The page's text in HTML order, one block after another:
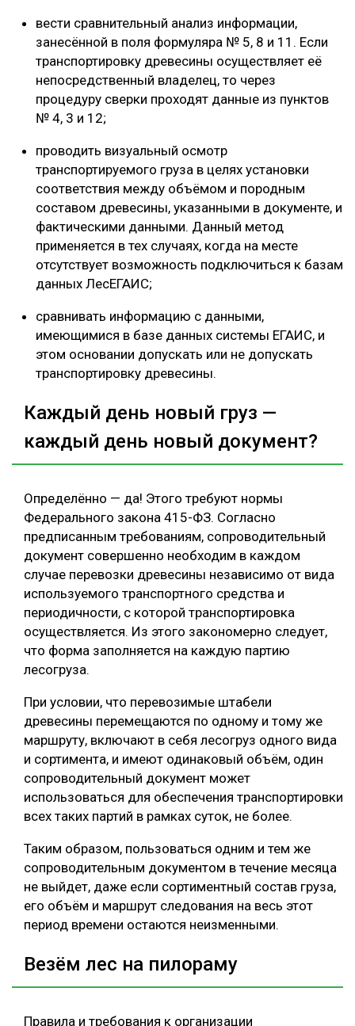
вести сравнительный анализ информации,
занесённой в поля формуляра № 5, 8 и 11. Если
транспортировку древесины осуществляет её
непосредственный владелец, то через
процедуру сверки проходят данные из пунктов
№ 4, 3 и 12;
проводить визуальный осмотр
транспортируемого груза в целях установки
соответствия между объёмом и породным
составом древесины, указанными в документе, и
фактическими данными. Данный метод
применяется в тех случаях, когда на месте
отсутствует возможность подключиться к базам
данных ЛесЕГАИС;
сравнивать информацию с данными,
имеющимися в базе данных системы ЕГАИС, и
этом основании допускать или не допускать
транспортировку древесины.
Каждый день новый груз —
каждый день новый документ?
Определённо — да! Этого требуют нормы
Федерального закона 415-ФЗ. Согласно
предписанным требованиям, сопроводительный
документ совершенно необходим в каждом
случае перевозки древесины независимо от вида
используемого транспортного средства и
периодичности, с которой транспортировка
осуществляется. Из этого закономерно следует,
что форма заполняется на каждую партию
лесогруза.
При условии, что перевозимые штабели
древесины перемещаются по одному и тому же
маршруту, включают в себя лесогруз одного вида
и сортимента, и имеют одинаковый объём, один
сопроводительный документ может
использоваться для обеспечения транспортировки
всех таких партий в рамках суток, не более.
Таким образом, пользоваться одним и тем же
сопроводительным документом в течение месяца
не выйдет, даже если сортиментный состав груза,
его объём и маршрут следования на весь этот
период времени остаются неизменными.
Везём лес на пилораму
Правила и требования к организации